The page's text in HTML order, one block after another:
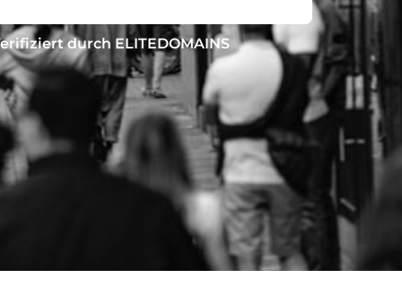
durch ELITEDOMAINS